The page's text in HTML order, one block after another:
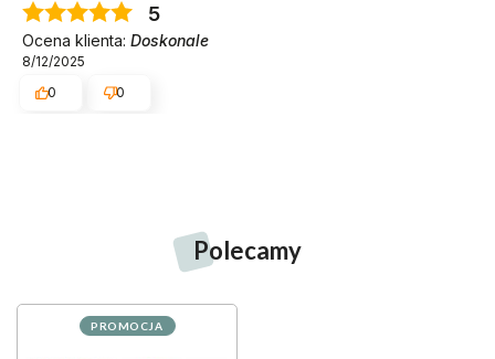
5
Ocena klienta: Doskonale
8/12/2025
0
0
Polecamy
PROMOCJA